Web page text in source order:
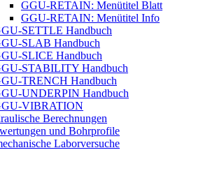
GGU-RETAIN: Menütitel Blatt
GGU-RETAIN: Menütitel Info
SETTLE Handbuch
SLAB Handbuch
SLICE Handbuch
STABILITY Handbuch
TRENCH Handbuch
UNDERPIN Handbuch
VIBRATION
Berechnungen
und Bohrprofile
Laborversuche